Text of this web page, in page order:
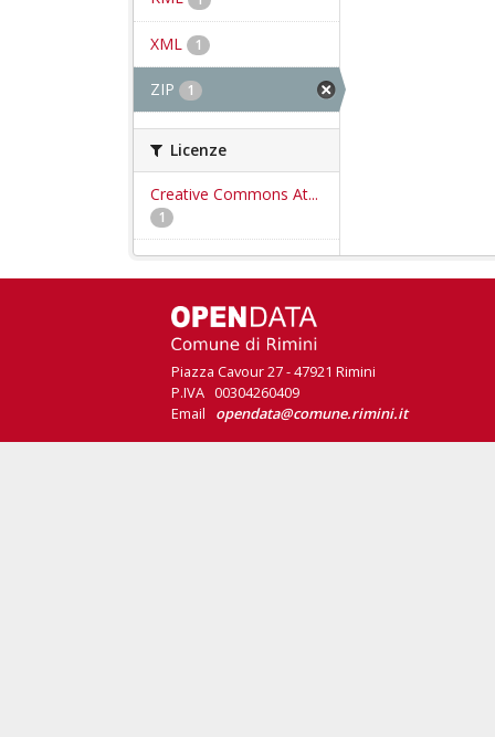
XML 1
ZIP 1
Licenze
Creative Commons At...
1
Piazza Cavour 27 - 47921 Rimini
P.IVA 00304260409
Email opendata@comune.rimini.it